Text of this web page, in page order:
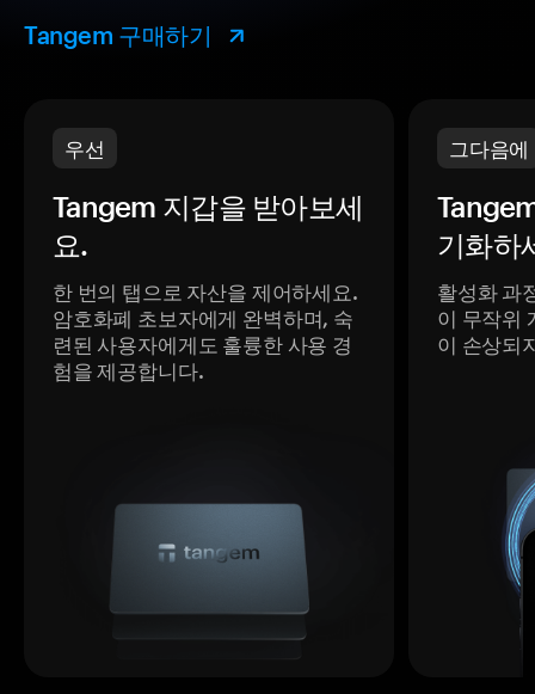
Tangem 구매하기
우선
Tangem 지갑을 받아보세
요.
한 번의 탭으로 자산을 제어하세요.
암호화폐 초보자에게 완벽하며, 숙
련된 사용자에게도 훌륭한 사용 경
험을 제공합니다.
그다음에
기화하
활성화 과
이 무작위
이 손상되